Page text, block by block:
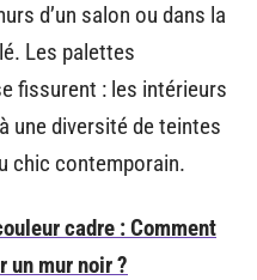
d’un salon ou dans la
Les palettes
fissurent : les intérieurs
une diversité de teintes
chic contemporain.
cadre : Comment
un mur noir ?